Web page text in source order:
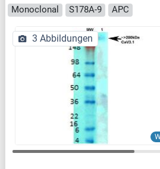
Monoclonal
S178A-9 APC
3 Abbildungen